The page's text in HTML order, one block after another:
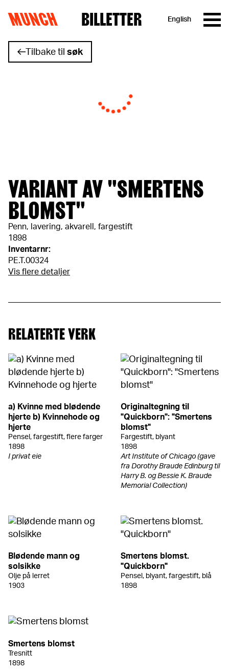
Hopp til innhold
MUNCH BILLETTER English
Tilbake til søk
VARIANT AV "SMERTENS
BLOMST"
Penn, lavering, akvarell, fargestift
1898
Inventarnr:
PE.T.00324
Vis flere detaljer
RELATERTE VERK
a) Kvinne med blødende
hjerte b) Kvinnehode og
hjerte
Pensel, fargestift, flere farger
1898
I privat eie
Originaltegning til
"Quickborn": "Smertens
blomst"
Fargestift, blyant
1898
Art Institute of Chicago (gave
fra Dorothy Braude Edinburg til
Harry B. og Bessie K. Braude
Memorial Collection)
Blødende mann og
solsikke
Olje på lerret
1903
Smertens blomst.
"Quickborn"
Pensel, blyant, fargestift, blå
1898
Smertens blomst
Tresnitt
1898